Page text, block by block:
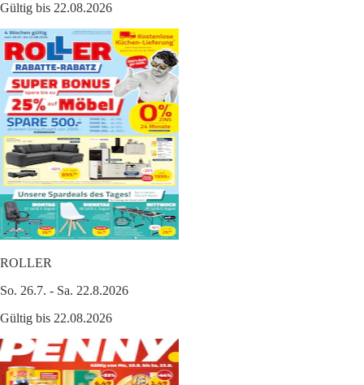
Gültig bis 22.08.2026
ROLLER
So. 26.7. - Sa. 22.8.2026
Gültig bis 22.08.2026